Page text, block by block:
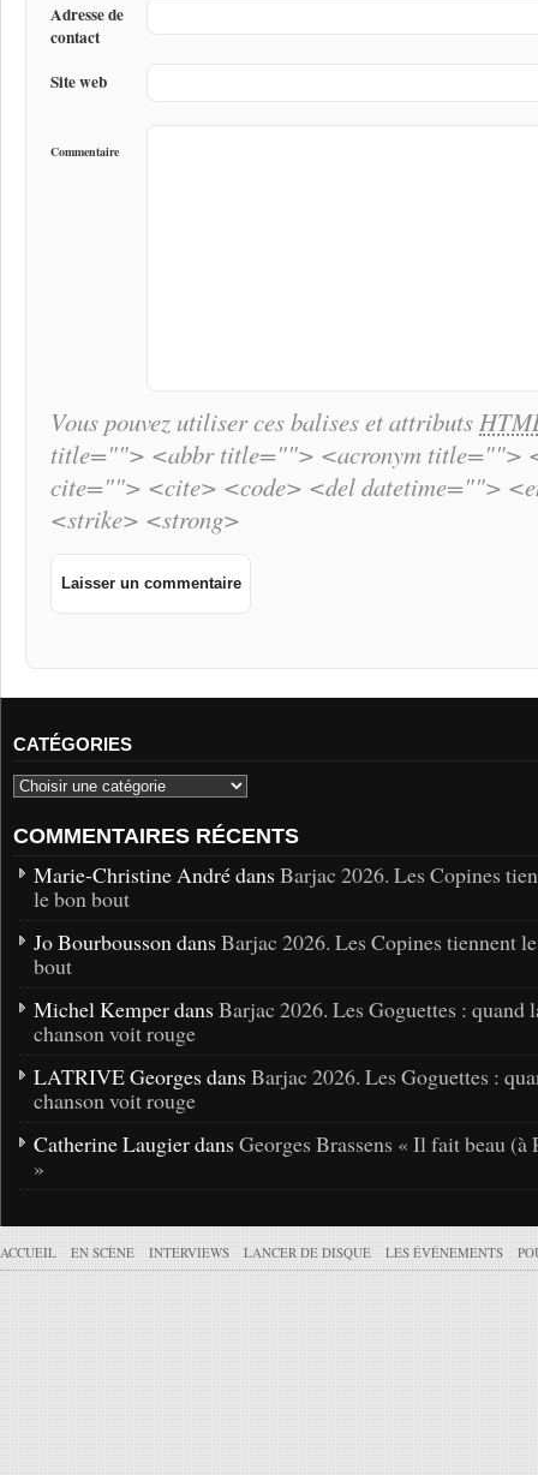
Adresse de
contact
Site web
Commentaire
Vous pouvez utiliser ces balises et attributs
title=""> <abbr title=""> <acronym title="">
cite=""> <cite> <code> <del datetime="">
<strike> <strong>
CATÉGORIES
COMMENTAIRES RÉCENTS
Marie-Christine André dans Barjac 2026. Les Copines
le bon bout
Jo Bourbousson dans Barjac 2026. Les Copines tiennent
bout
Michel Kemper dans Barjac 2026. Les Goguettes : quand
chanson voit rouge
LATRIVE Georges dans Barjac 2026. Les Goguettes :
chanson voit rouge
Catherine Laugier dans Georges Brassens « Il fait beau (à
»
ACCUEIL EN SCÈNE INTERVIEWS LANCER DE DISQUE LES ÉVÉNEMENTS